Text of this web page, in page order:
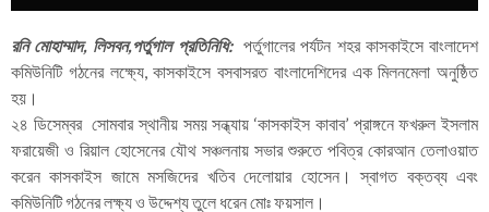
রনি মোহাম্মাদ, লিসবন,পর্তুগাল প্রতিনিধি:পর্তুগালের পর্যটন শহর কাসকাইসে বাংলাদেশ
কমিউনিটি গঠনের লক্ষ্যে, কাসকাইসে বসবাসরত বাংলাদেশিদের এক মিলনমেলা অনুষ্ঠিত
হয়।
২৪ ডিসেম্বর সোমবার স্থানীয় সময় সন্ধ্যায় ‘কাসকাইস কাবাব’ প্রাঙ্গনে ফখরুল ইসলাম
ফরায়েজী ও রিয়াল হোসেনের যৌথ সঞ্চলনায় সভার শুরুতে পবিত্র কোরআন তেলাওয়াত
করেন কাসকাইস জামে মসজিদের খতিব দেলোয়ার হোসেন। স্বাগত বক্তব্য এবং
কমিউনিটি গঠনের লক্ষ্য ও উদ্দেশ্য তুলে ধরেন মোঃ ফয়সাল।